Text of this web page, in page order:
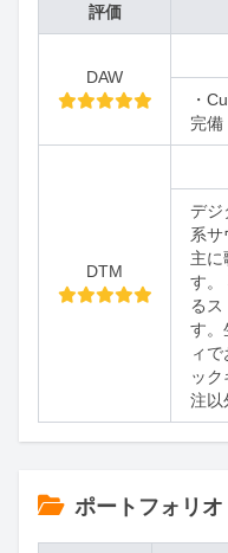
評価
DAW
・
完
DTM
デジ
系サ
主に
す。
る
す。
ィ
ッ
注以
ポートフォリオ